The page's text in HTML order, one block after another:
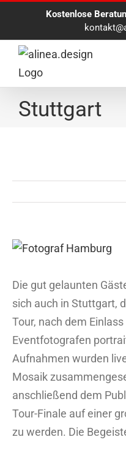
springen
Kostenlose
Foto
Stuttgart
Zeige
Bild
Die gut gelaunten
sich auch in Stuttgart,
Tour, nach dem
Eventfotografen
Aufnahmen wurden
Mosaik
anschließend dem
Tour-Finale auf einer
zu werden. Die